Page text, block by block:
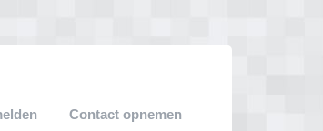
Contact opnemen